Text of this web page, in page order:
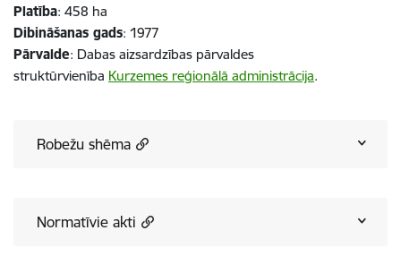
Platība: 458 ha
Dibināšanas gads: 1977
Pārvalde: Dabas aizsardzības pārvaldes
struktūrvienība Kurzemes reģionālā administrācija.
Robežu shēma
Normatīvie akti